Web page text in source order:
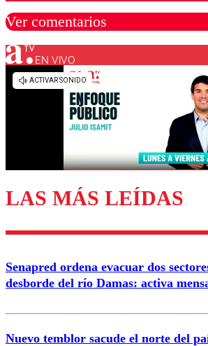
Ver comentarios
Los comentarios son moderados
diálogo respetuoso.
EN VIVO
LAS MÁS LEÍDAS
Senapred ordena evacuar dos
desborde del río Damas: activa
Nuevo temblor sacude el norte del